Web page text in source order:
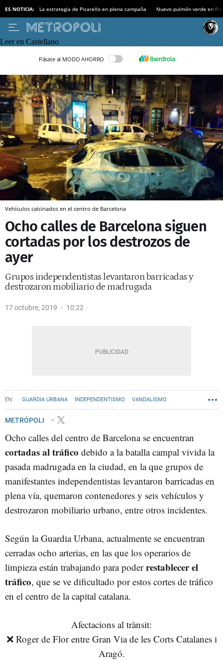
ES NOTICIA: La estrategia de Pisarello en plena campaña Nuevo pulmón verde en
Leer en Castellano
Pásate al MODO AHORRO
Vehículos calcinados en el centro de Barcelona
Ocho calles de Barcelona siguen
cortadas por los destrozos de
ayer
Grupos independentistas levantaron barricadas y
destrozaron mobiliario de madrugada
17 octubre, 2019 10:22
GUARDIA URBANA INDEPENDENTISMO VANDALISMO
MANIFESTACIONES
METRÓPOLI
Ocho calles del centro de Barcelona se encuentran
cortadas al tráfico debido a la batalla campal vivida la
pasada madrugada en la ciudad, en la que grupos de
manifestantes independentistas levantaron barricadas en
plena vía, quemaron contenedores y seis vehículos y
destrozaron mobiliario urbano, entre otros incidentes.
Según la Guardia Urbana, actualmente se encuentran
cerradas ocho arterias, en las que los operarios de
limpieza están trabajando para poderrestablecer el
tráfico, que se ve dificultado por estos cortes de tráfico
en el centro de la capital catalana.
Afectacions al trànsit:
❌ Roger de Flor entre Gran Via de les Corts Catalanes i
Aragó.